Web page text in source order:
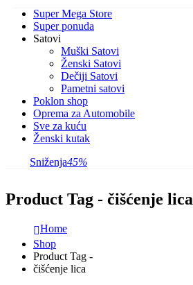
Super Mega Store
Super ponuda
Satovi
Muški Satovi
Ženski Satovi
Dečiji Satovi
Pametni satovi
Poklon shop
Oprema za Automobile
Sve za kuću
Ženski kutak
Sniženja45%
Product Tag - čišćenje lica
Home
Shop
Product Tag -
čišćenje lica